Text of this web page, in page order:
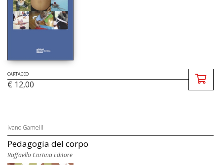
CARTACEO
€ 12,00
Ivano Gamelli
Pedagogia del corpo
Raffaello Cortina Editore